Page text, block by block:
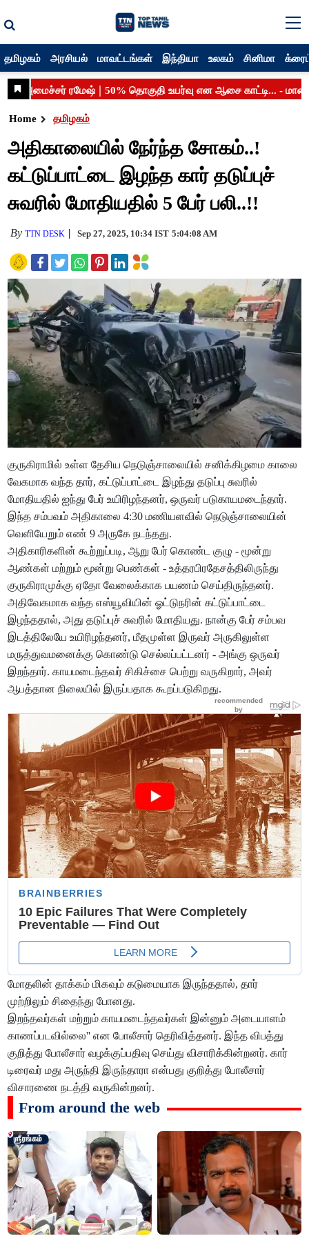
தமிழகம் அரசியல் மாவட்டங்கள் இந்தியா உலகம் சினிமா
Home தமிழகம்
அதிகாலையில் நேர்ந்த சோகம்..!
கட்டுப்பாட்டை இழந்த கார் தடுப்புச்
சுவரில் மோதியதில் 5 பேர் பலி..!!
ByTTN DESK Sep 27, 2025, 10:34 IST 5:04:08 AM
குருகிராமில் உள்ள தேசிய நெடுஞ்சாலையில் சனிக்கிழமை காலை
வேகமாக வந்த தார், கட்டுப்பாட்டை இழந்து தடுப்பு சுவரில்
மோதியதில் ஐந்து பேர் உயிரிழந்தனர், ஒருவர் படுகாயமடைந்தார்.
இந்த சம்பவம் அதிகாலை 4:30 மணியளவில் நெடுஞ்சாலையின்
வெளியேறும் எண் 9 அருகே நடந்தது.
அதிகாரிகளின் கூற்றுப்படி, ஆறு பேர் கொண்ட குழு - மூன்று
ஆண்கள் மற்றும் மூன்று பெண்கள் - உத்தரபிரதேசத்திலிருந்து
குருகிராமுக்கு ஏதோ வேலைக்காக பயணம் செய்திருந்தனர்.
அதிவேகமாக வந்த எஸ்யூவியின் ஓட்டுநரின் கட்டுப்பாட்டை
இழந்ததால், அது தடுப்புச் சுவரில் மோதியது. நான்கு பேர் சம்பவ
இடத்திலேயே உயிரிழந்தனர், மீதமுள்ள இருவர் அருகிலுள்ள
மருத்துவமனைக்கு கொண்டு செல்லப்பட்டனர் - அங்கு ஒருவர்
இறந்தார். காயமடைந்தவர் சிகிச்சை பெற்று வருகிறார், அவர்
ஆபத்தான நிலையில் இருப்பதாக கூறப்படுகிறது.
மோதலின் தாக்கம் மிகவும் கடுமையாக இருந்ததால், தார்
முற்றிலும் சிதைந்து போனது.
இறந்தவர்கள் மற்றும் காயமடைந்தவர்கள் இன்னும் அடையாளம்
காணப்படவில்லை'' என போலீசார் தெரிவித்தனர். இந்த விபத்து
குறித்து போலீசார் வழக்குப்பதிவு செய்து விசாரிக்கின்றனர். கார்
டிரைவர் மது அருந்தி இருந்தாரா என்பது குறித்து போலீசார்
விசாரணை நடத்தி வருகின்றனர்.
From around the web